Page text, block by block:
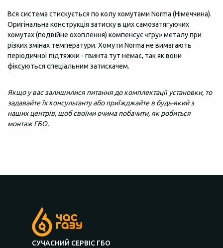
Вся система стискується по колу хомутами Norma (Німеччина).
Оригінальна конструкція затиску в цих самозатягуючих
хомутах (подвійне охоплення) компенсує «гру» металу при
різких змінах температури. Хомути Norma не вимагають
періодичної підтяжки - гвинта тут немає, так як вони
фіксуються спеціальним затискачем.
Якщо у вас залишилися питання до комплектації установки, то
задавайте їх консультанту або приїжджайте в будь-який з
наших центрів, щоб своїми очима побачити, як робиться
монтаж ГБО.
СУЧАСНИЙ СЕРВІС ГБО